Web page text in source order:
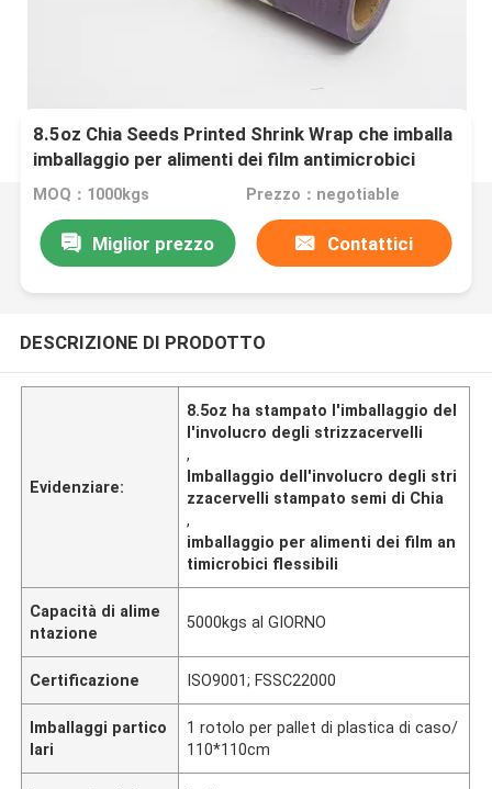
8.5oz Chia Seeds Printed Shrink Wrap che imballa
imballaggio per alimenti dei film antimicrobici
flessibili
MOQ：1000kgs Prezzo：negotiable
Miglior prezzo Contattici
DESCRIZIONE DI PRODOTTO
Evidenziare:
8.5oz ha stampato l'imballaggio del
l'involucro degli strizzacervelli
,
Imballaggio dell'involucro degli stri
zzacervelli stampato semi di Chia
,
imballaggio per alimenti dei film an
timicrobici flessibili
Capacità di alime
ntazione
5000kgs al GIORNO
Certificazione ISO9001; FSSC22000
Imballaggi partico
lari
1 rotolo per pallet di plastica di caso/
110*110cm